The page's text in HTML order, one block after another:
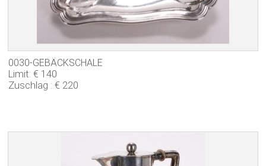
0030-GEBÄCKSCHALE
Limit: € 140
Zuschlag : € 220